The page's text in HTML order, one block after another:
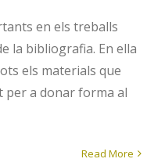
en els treballs
la bibliografia. En ella
els materials que
per a donar forma al
Read More